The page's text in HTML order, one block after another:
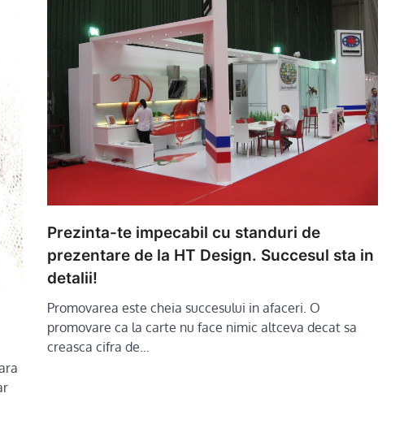
Prezinta-te impecabil cu standuri de
prezentare de la HT Design. Succesul sta in
detalii!
Promovarea este cheia succesului in afaceri. O
promovare ca la carte nu face nimic altceva decat sa
creasca cifra de…